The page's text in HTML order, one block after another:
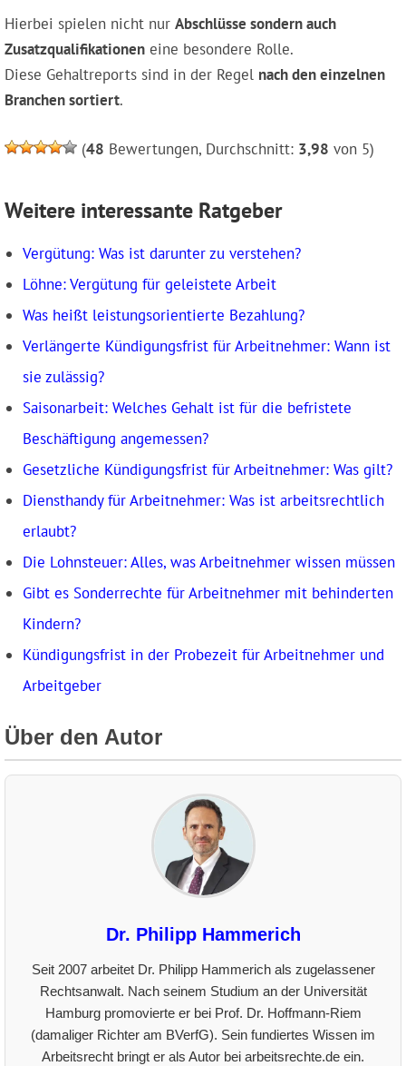
Hierbei spielen nicht nur Abschlüsse sondern auch
Zusatzqualifikationen eine besondere Rolle.
Diese Gehaltreports sind in der Regel nach den einzelnen
Branchen sortiert.
(48 Bewertungen, Durchschnitt: 3,98 von 5)
Weitere interessante Ratgeber
Vergütung: Was ist darunter zu verstehen?
Löhne: Vergütung für geleistete Arbeit
Was heißt leistungsorientierte Bezahlung?
Verlängerte Kündigungsfrist für Arbeitnehmer: Wann ist
sie zulässig?
Saisonarbeit: Welches Gehalt ist für die befristete
Beschäftigung angemessen?
Gesetzliche Kündigungsfrist für Arbeitnehmer: Was gilt?
Diensthandy für Arbeitnehmer: Was ist arbeitsrechtlich
erlaubt?
Die Lohnsteuer: Alles, was Arbeitnehmer wissen müssen
Gibt es Sonderrechte für Arbeitnehmer mit behinderten
Kindern?
Kündigungsfrist in der Probezeit für Arbeitnehmer und
Arbeitgeber
Über den Autor
Dr. Philipp Hammerich
Seit 2007 arbeitet Dr. Philipp Hammerich als zugelassener
Rechtsanwalt. Nach seinem Studium an der Universität
Hamburg promovierte er bei Prof. Dr. Hoffmann-Riem
(damaliger Richter am BVerfG). Sein fundiertes Wissen im
Arbeitsrecht bringt er als Autor bei arbeitsrechte.de ein.